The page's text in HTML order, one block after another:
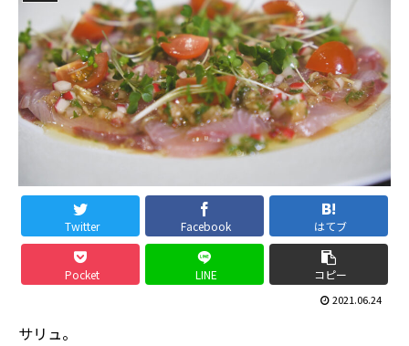
Twitter Facebook はてブ
Pocket LINE コピー
2021.06.24
サリュ。